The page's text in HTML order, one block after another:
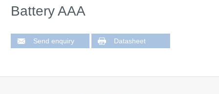
Battery AAA
Send enquiry Datasheet